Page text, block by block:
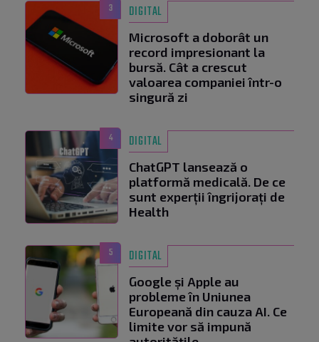
3 DIGITAL
Microsoft a doborât un
record impresionant la
bursă. Cât a crescut
valoarea companiei într-o
singură zi
4 DIGITAL
ChatGPT lansează o
platformă medicală. De ce
sunt experții îngrijorați de
Health
5 DIGITAL
Google și Apple au
probleme în Uniunea
Europeană din cauza AI. Ce
limite vor să impună